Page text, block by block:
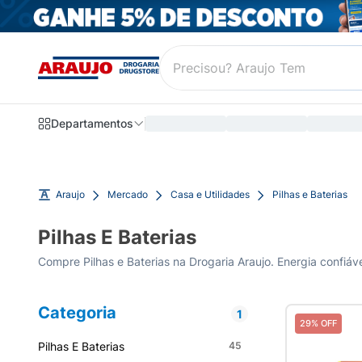
Departamentos
Araujo Mercado Casa e Utilidades Pilhas e Baterias
Pilhas E Baterias
Compre Pilhas e Baterias na Drogaria Araujo. Energia
Categoria 1
Pilhas E Baterias 45
29% OFF